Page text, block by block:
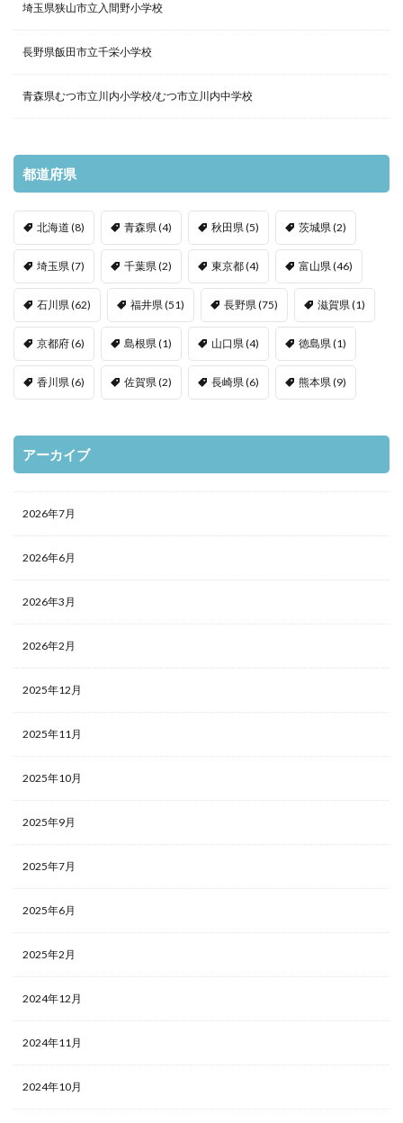
埼玉県狭山市立入間野小学校
長野県飯田市立千栄小学校
青森県むつ市立川内小学校/むつ市立川内中学校
都道府県
北海道 (8) 青森県(4) 秋田県(5) 茨城県(2)
埼玉県(7) 千葉県(2) 東京都(4) 富山県(46)
石川県(62) 福井県(51) 長野県(75) 滋賀県(1)
京都府(6) 島根県(1) 山口県(4) 徳島県(1)
香川県(6) 佐賀県(2) 長崎県(6) 熊本県(9)
アーカイブ
2026年7月
2026年6月
2026年3月
2026年2月
2025年12月
2025年11月
2025年10月
2025年9月
2025年7月
2025年6月
2025年2月
2024年12月
2024年11月
2024年10月